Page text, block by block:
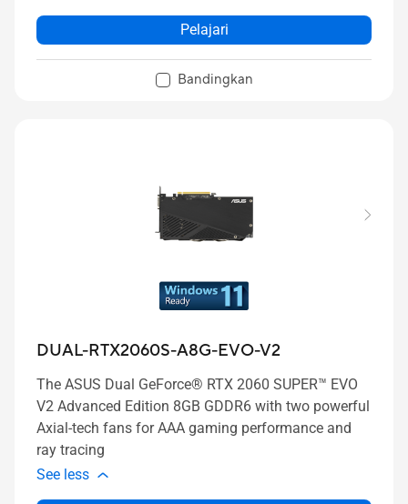
Pelajari
Bandingkan
DUAL-RTX2060S-A8G-EVO-V2
The ASUS Dual GeForce® RTX 2060 SUPER™ EVO
V2 Advanced Edition 8GB GDDR6 with two powerful
Axial-tech fans for AAA gaming performance and
ray tracing
See less